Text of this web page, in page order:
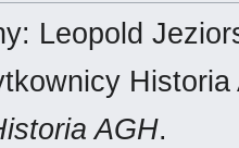
Leopold
Historia
AGH.